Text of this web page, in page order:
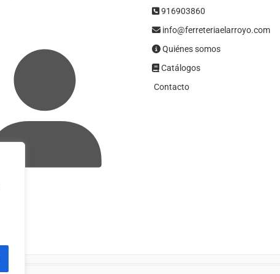
916903860
info@ferreteriaelarroyo.com
Quiénes somos
Catálogos
Contacto